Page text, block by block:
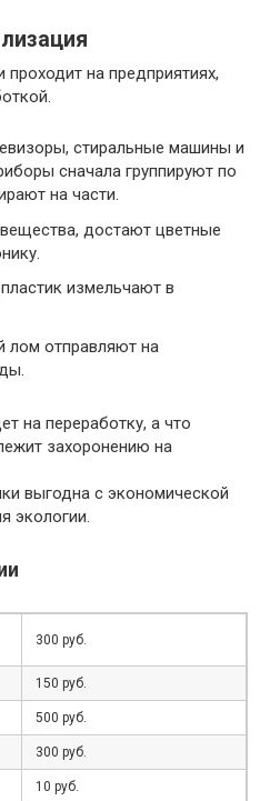
проходит на предприятиях,
стиральные машины и
сначала группируют по
на части.
достают цветные
измельчают в
лом отправляют на
на переработку, а что
захоронению на
выгодна с экономической
экологии.
300 руб.
150 руб.
500 руб.
300 руб.
10 руб.